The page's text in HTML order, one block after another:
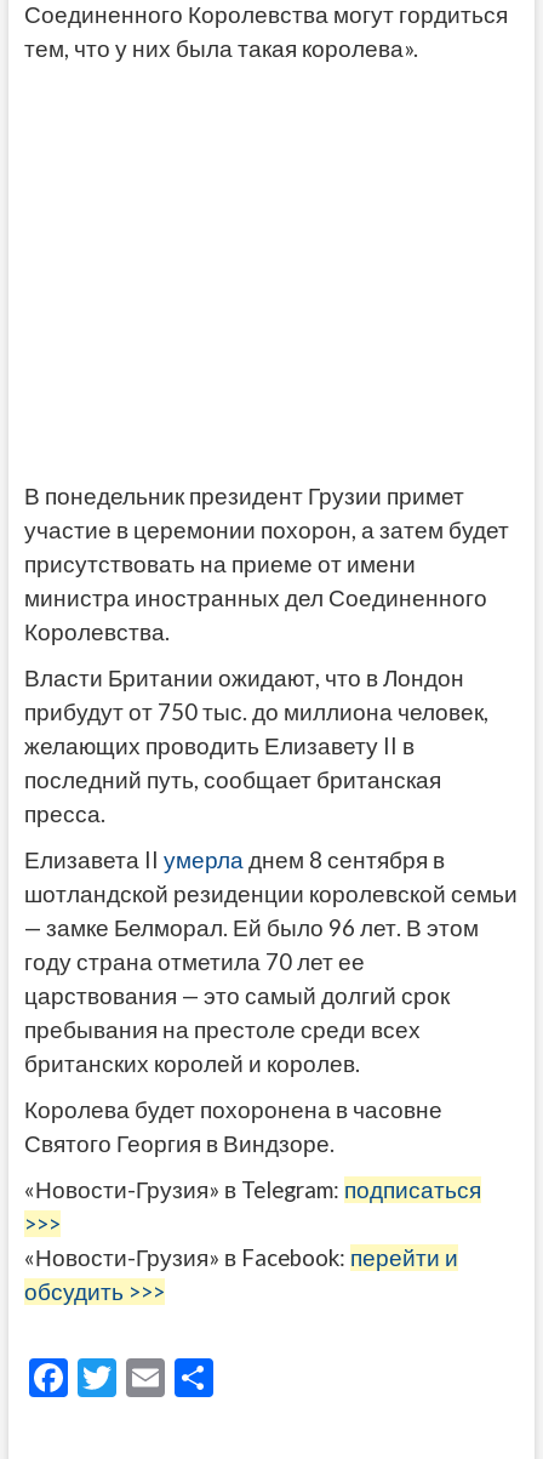
Соединенного Королевства могут гордиться
тем, что у них была такая королева».
В понедельник президент Грузии примет
участие в церемонии похорон, а затем будет
присутствовать на приеме от имени
министра иностранных дел Соединенного
Королевства.
Власти Британии ожидают, что в Лондон
прибудут от 750 тыс. до миллиона человек,
желающих проводить Елизавету II в
последний путь, сообщает британская
пресса.
Елизавета II умерладнем 8 сентября в
шотландской резиденции королевской семьи
— замке Белморал. Ей было 96 лет. В этом
году страна отметила 70 лет ее
царствования — это самый долгий срок
пребывания на престоле среди всех
британских королей и королев.
Королева будет похоронена в часовне
Святого Георгия в Виндзоре.
«Новости-Грузия» в Telegram: подписаться
>>>
«Новости-Грузия» в Facebook: перейти и
обсудить >>>
F T E О